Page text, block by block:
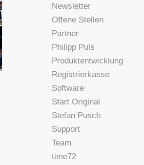
Newsletter
Offene Stellen
Partner
Philipp Puls
Produktentwicklung
Registrierkasse
Software
Start Original
Stefan Pusch
Support
Team
time72